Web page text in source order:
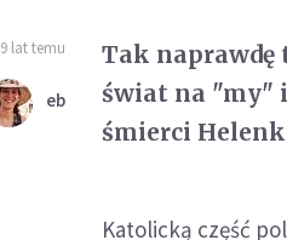
9 lat temu
eb
Tak naprawdę
świat na "my" i
śmierci
Katolicką część